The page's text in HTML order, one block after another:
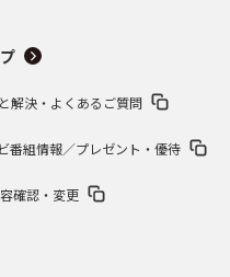
解決・よくあるご質問
番組情報／プレゼント・優待
確認・変更